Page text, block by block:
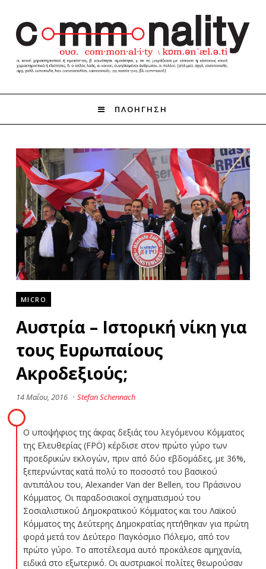
ΠΛΟΗΓΗΣΗ
MICRO
Αυστρία – Ιστορική νίκη για
τους Ευρωπαίους
Ακροδεξιούς;
14 Μαΐου, 2016 · Stefan Schennach
Ο υποψήφιος της άκρας δεξιάς του λεγόμενου Κόμματος
της Ελευθερίας (FPÖ) κέρδισε στον πρώτο γύρο των
προεδρικών εκλογών, πριν από δύο εβδομάδες, με 36%,
ξεπερνώντας κατά πολύ το ποσοστό του βασικού
αντιπάλου του, Alexander Van der Bellen, του Πράσινου
Κόμματος. Οι παραδοσιακοί σχηματισμού του
Σοσιαλιστικού Δημοκρατικού Κόμματος και του Λαϊκού
Κόμματος της Δεύτερης Δημοκρατίας ηττήθηκαν για πρώτη
φορά μετά τον Δεύτερο Παγκόσμιο Πόλεμο, από τον
πρώτο γύρο. Το αποτέλεσμα αυτό προκάλεσε αμηχανία,
ειδικά στο εξωτερικό. Οι αυστριακοί πολίτες θεωρούσαν